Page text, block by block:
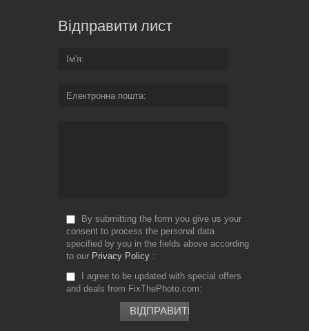
Відправити лист
Ім'я
Електронна пошта
By submitting the form you give us your
consent to process the personal data
specified by you in the fields above according
to our Privacy Policy
I agree to be updated with special offers
and deals from FixThePhoto.com